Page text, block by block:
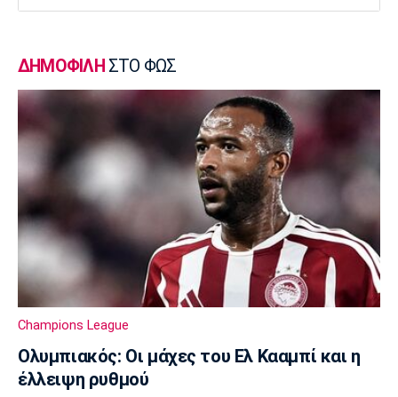
Βρέθηκε σορός σε σπηλιά κοντά στο
εκκλησάκι των Αγίων Ισιδώρων
14:50
Super League 1
Πήρε Νανού ο Ηρακλής
Super League 1
Ολυμπιακός: Οι Αφρικανοί διατηρούν στο
προσκήνιο τον Σκίρι
14:30
Ποδόσφαιρο - Διεθνή
Ολοκληρώνει τη μεταγραφή του Ντιομαντέ
η Νότιγχαμ
14:20
Super League 1
ΔΗΜΟΦΙΛΗ ΣΤΟ ΦΩΣ
Champions League
Ολυμπιακός: Οι μάχες του Ελ Κααμπί και η
έλλειψη ρυθμού